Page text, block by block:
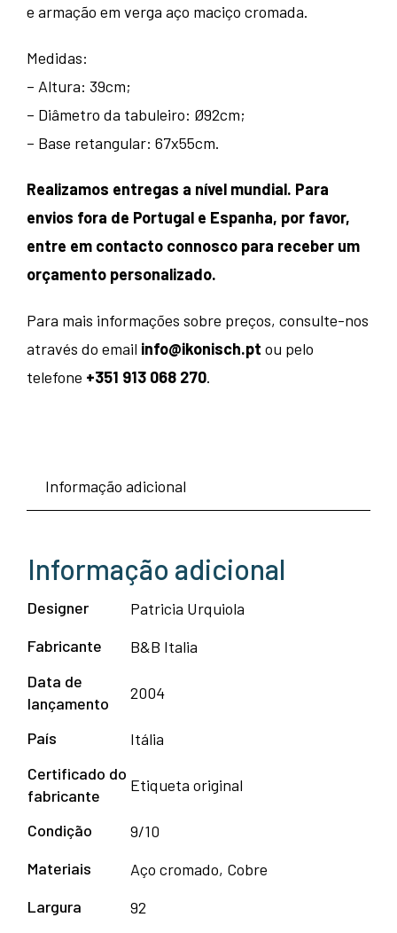
e armação em verga aço maciço cromada.
Medidas:
– Altura: 39cm;
– Diâmetro da tabuleiro: Ø92cm;
– Base retangular: 67x55cm.
Realizamos entregas a nível mundial. Para
envios fora de Portugal e Espanha, por favor,
entre em contacto connosco para receber um
orçamento personalizado.
Para mais informações sobre preços, consulte-nos
através do email info@ikonisch.pt ou pelo
telefone +351 913 068 270.
Informação adicional
Informação adicional
Designer
Patricia Urquiola
Fabricante
B&B Italia
Data de
lançamento
2004
País
Itália
Certificado do
fabricante
Etiqueta original
Condição
9/10
Materiais
Aço cromado, Cobre
Largura
92